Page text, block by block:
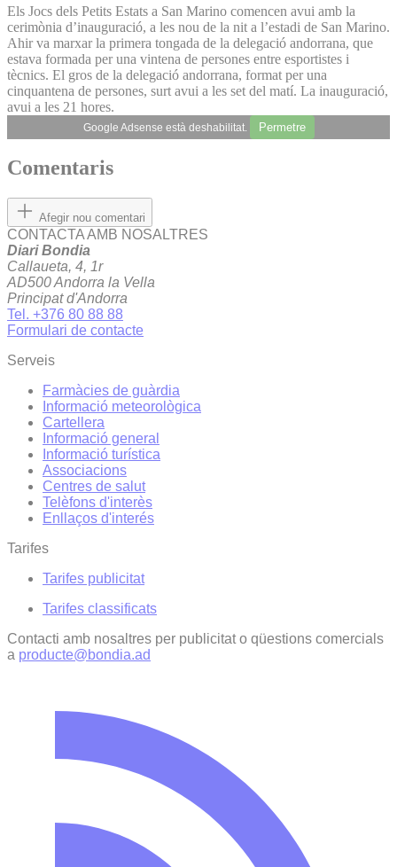
Els Jocs dels Petits Estats a San Marino comencen avui amb la
cerimònia d’inauguració, a les nou de la nit a l’estadi de San Marino.
Ahir va marxar la primera tongada de la delegació andorrana, que
estava formada per una vintena de persones entre esportistes i
tècnics. El gros de la delegació andorrana, format per una
cinquantena de persones, surt avui a les set del matí. La inauguració,
avui a les 21 hores.
Google Adsense està deshabilitat. Permetre
Comentaris
Afegir nou comentari
CONTACTA AMB NOSALTRES
Diari Bondia
Callaueta, 4, 1r
AD500 Andorra la Vella
Principat d'Andorra
Tel. +376 80 88 88
Formulari de contacte
Serveis
Farmàcies de guàrdia
Informació meteorològica
Cartellera
Informació general
Informació turística
Associacions
Centres de salut
Telèfons d'interès
Enllaços d'interés
Tarifes
Tarifes publicitat
Tarifes classificats
Contacti amb nosaltres per publicitat o qüestions comercials
a producte@bondia.ad